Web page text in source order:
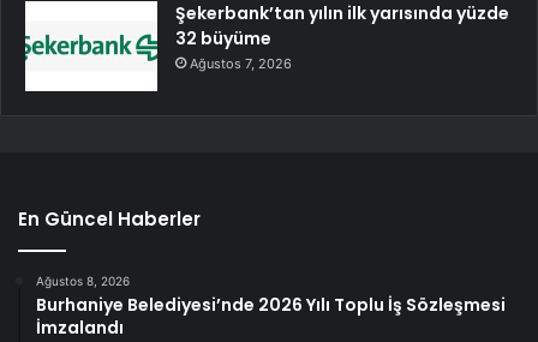
Şekerbank’tan yılın ilk yarısında yüzde
32 büyüme
Ağustos 7, 2026
En Güncel Haberler
Ağustos 8, 2026
Burhaniye Belediyesi’nde 2026 Yılı Toplu İş Sözleşmesi
İmzalandı